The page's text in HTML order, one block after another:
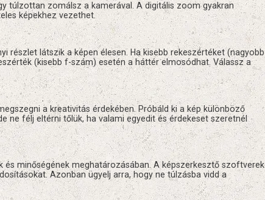
túlzottan zomálsz a kamerával. A digitális zoom gyakran
képekhez vezethet.
részlet látszik a képen élesen. Ha kisebb rekeszértéket (nagyobb
(kisebb f-szám) esetén a háttér elmosódhat. Válassz a
a kreativitás érdekében. Próbáld ki a kép különböző
ne félj eltérni tőlük, ha valami egyedit és érdekeset szeretnél
minőségének meghatározásában. A képszerkesztő szoftverek
Azonban ügyelj arra, hogy ne túlzásba vidd a